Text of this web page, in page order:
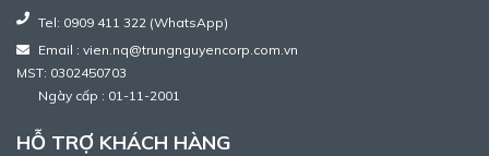
Tel: 0909 411 322 (WhatsApp)
Email : vien.nq@trungnguyencorp.com.vn
MST: 0302450703
Ngày cấp : 01-11-2001
HỖ TRỢ KHÁCH HÀNG